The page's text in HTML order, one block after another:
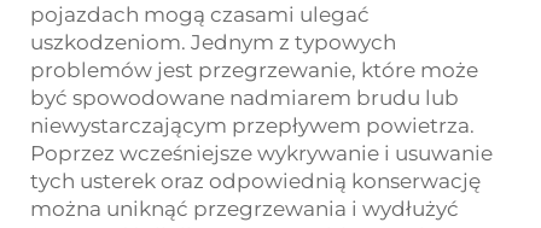
pojazdach mogą czasami ulegać
uszkodzeniom. Jednym z typowych
problemów jest przegrzewanie, które może
być spowodowane nadmiarem brudu lub
niewystarczającym przepływem powietrza.
Poprzez wcześniejsze wykrywanie i usuwanie
tych usterek oraz odpowiednią konserwację
można uniknąć przegrzewania i wydłużyć